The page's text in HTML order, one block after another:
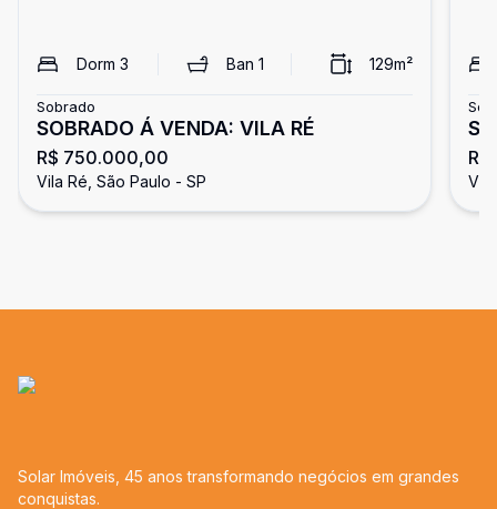
Dorm 3 Ban 1 129m²
Sobrado
SOBRADO Á VENDA: VILA RÉ
R$ 750.000,00
Vila Ré, São Paulo - SP
Solar Imóveis, 45 anos transformando negócios em grandes
conquistas.